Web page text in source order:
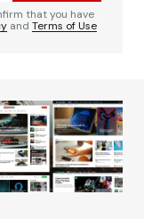
that you have
and Terms of Use